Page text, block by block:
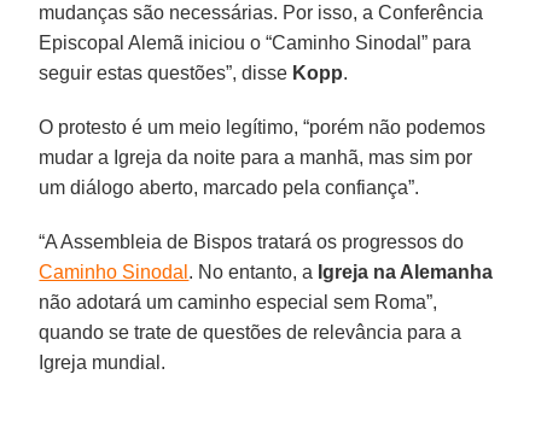
mudanças são necessárias. Por isso, a Conferência
Episcopal Alemã iniciou o “Caminho Sinodal” para
seguir estas questões”, disse Kopp.
O protesto é um meio legítimo, “porém não podemos
mudar a Igreja da noite para a manhã, mas sim por
um diálogo aberto, marcado pela confiança”.
“A Assembleia de Bispos tratará os progressos do
Caminho Sinodal . No entanto, a Igreja na Alemanha
não adotará um caminho especial sem Roma”,
quando se trate de questões de relevância para a
Igreja mundial.